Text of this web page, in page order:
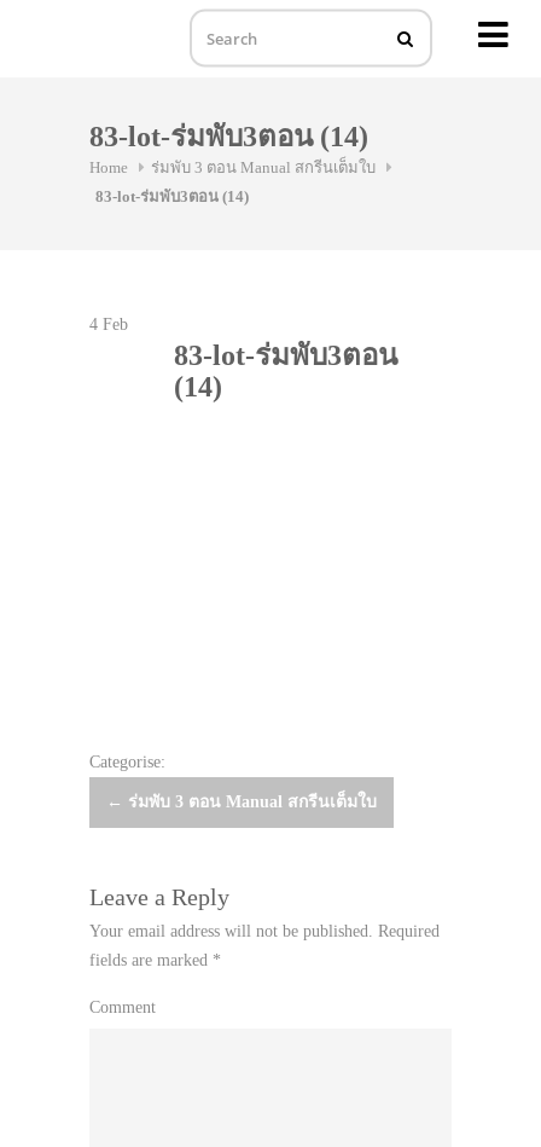
83-lot-ร่มพับ3ตอน (14)
Home
ร่มพับ 3 ตอน Manual สกรีนเต็มใบ
83-lot-ร่มพับ3ตอน (14)
4 Feb
83-lot-ร่มพับ3ตอน
(14)
Categorise:
Post
← ร่มพับ 3 ตอน Manual สกรีนเต็มใบ
Leave a Reply
Your email address will not be published. Required
fields are marked *
Comment